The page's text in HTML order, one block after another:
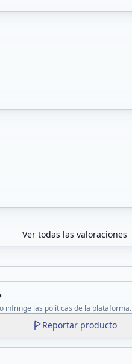
Ver todas las valoraciones
infringe las políticas de la plataforma.
Reportar producto